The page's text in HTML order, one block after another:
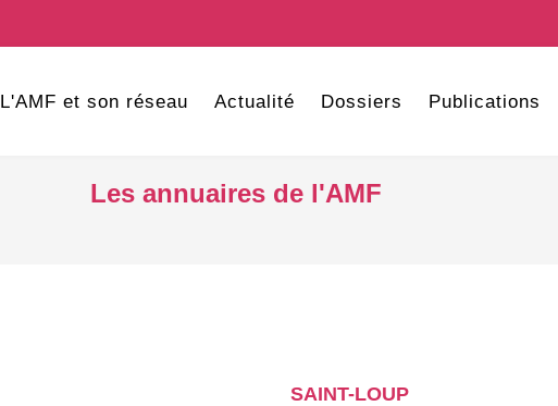
L'AMF et son réseau Actualité Dossiers Publications
Les annuaires de l'AMF
SAINT-LOUP